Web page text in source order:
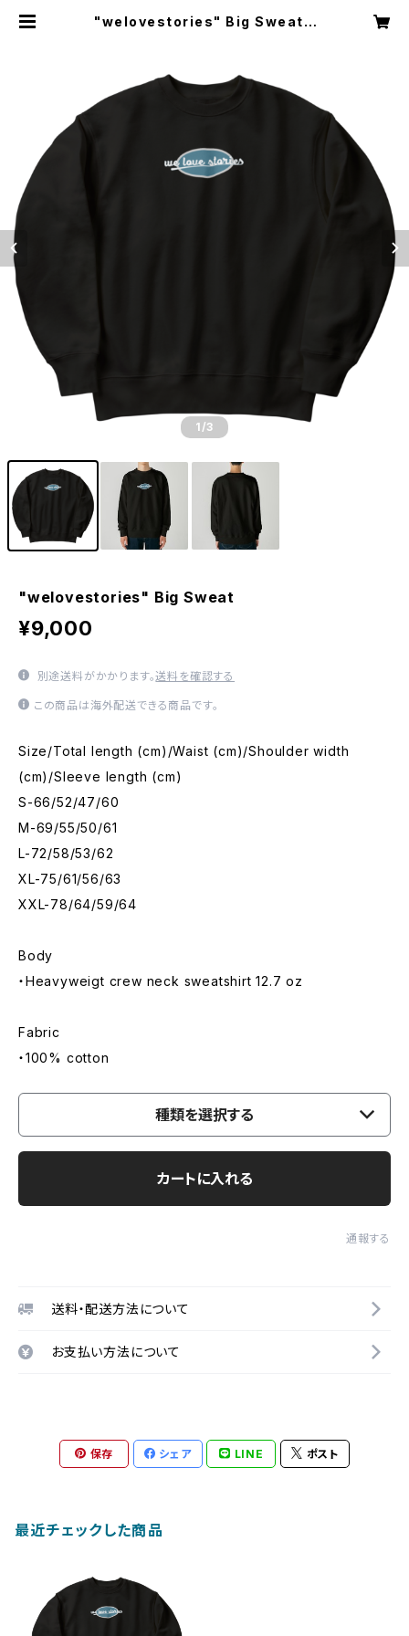
"welovestories" Big Sweat |
1 /3
"welovestories" Big Sweat
¥9,000
別途送料がかかります。送料を確認する
この商品は海外配送できる商品です。
Size/Total length (cm)/Waist (cm)/Shoulder width
(cm)/Sleeve length (cm)
S-66/52/47/60
M-69/55/50/61
L-72/58/53/62
XL-75/61/56/63
XXL-78/64/59/64
Body
・Heavyweigt crew neck sweatshirt 12.7 oz
Fabric
・100% cotton
種類を選択する
カートに入れる
通報する
送料・配送方法について
お支払い方法について
保存 シェア LINE ポスト
最近チェックした商品